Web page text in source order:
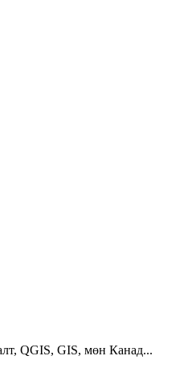
QGIS, GIS, мөн Канад...